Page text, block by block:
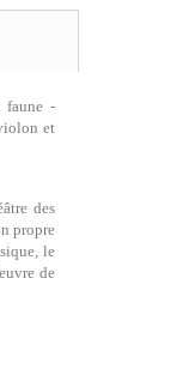
faune -
et
des
propre
le
de